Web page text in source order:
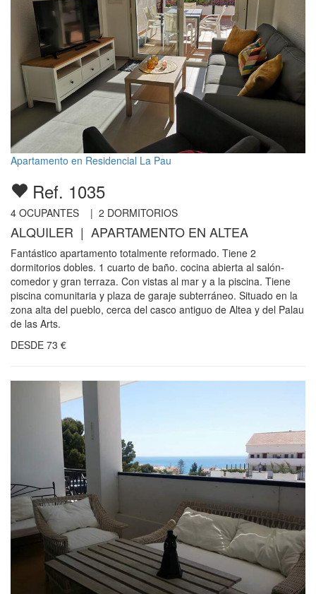
Apartamento en Residencial La Pau
Ref. 1035
4 OCUPANTES | 2 DORMITORIOS
ALQUILER | APARTAMENTO EN ALTEA
Fantástico apartamento totalmente reformado. Tiene 2
dormitorios dobles. 1 cuarto de baño. cocina abierta al salón-
comedor y gran terraza. Con vistas al mar y a la piscina. Tiene
piscina comunitaria y plaza de garaje subterráneo. Situado en la
zona alta del pueblo, cerca del casco antiguo de Altea y del Palau
de las Arts.
DESDE 73 €